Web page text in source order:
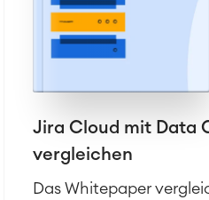
Jira Cloud mit Data
vergleichen
Das Whitepaper